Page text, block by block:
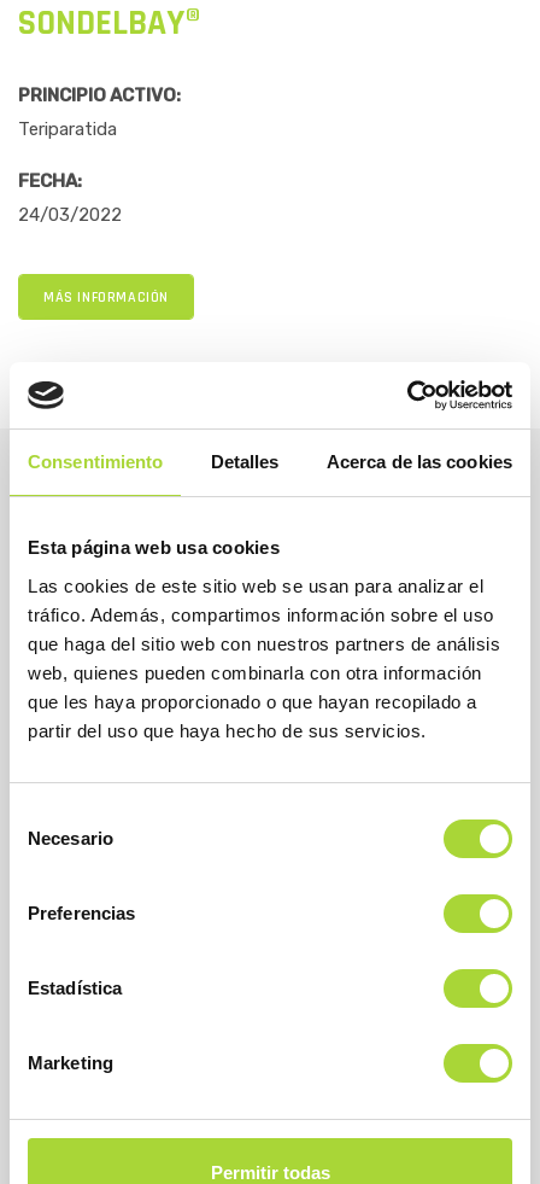
Consentimiento Detalles Acerca de las cookies
Esta página web usa cookies
Las cookies de este sitio web se usan para analizar el
tráfico. Además, compartimos información sobre el uso
que haga del sitio web con nuestros partners de análisis
web, quienes pueden combinarla con otra información
que les haya proporcionado o que hayan recopilado a
partir del uso que haya hecho de sus servicios.
Necesario
Preferencias
Estadística
Marketing
Permitir todas
SONDELBAY®
PRINCIPIO ACTIVO:
Teriparatida
FECHA:
24/03/2022
MÁS INFORMACIÓN
BioSim
28027 Madrid
SOBRE BIOSIM